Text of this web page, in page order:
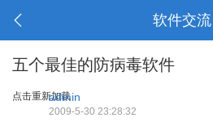
软件交流
五个最佳的防病毒软件
点击重新加载
admin
2009-5-30 23:28:32